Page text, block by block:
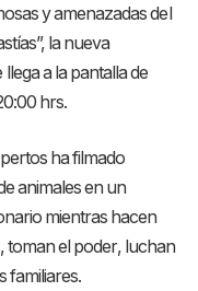
y amenazadas del
la nueva
a la pantalla de
hrs.
ha filmado
animales en un
mientras hacen
toman el poder, luchan
familiares.